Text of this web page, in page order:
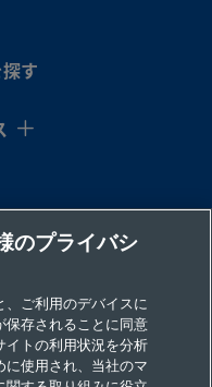
チューブ継
手
Swagelok®
手
3/8
チ
す
のプライバシ
、ご利用のデバイスに
保存されることに同意
イトの利用状況を分析
に使用され、当社のマ